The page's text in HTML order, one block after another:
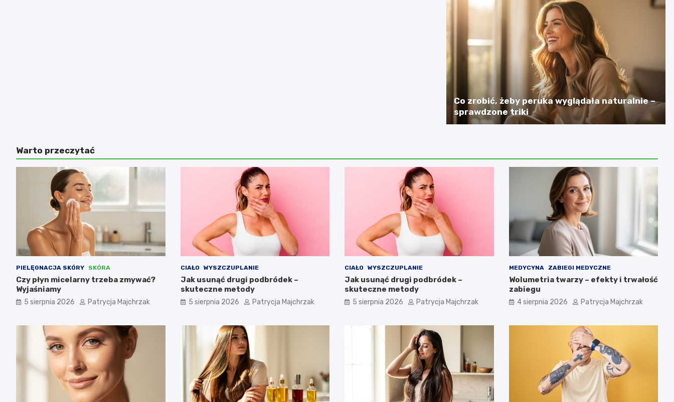
Co zrobić, żeby peruka wyglądała naturalnie –
sprawdzone triki
Warto przeczytać
PIELĘGNACJA SKÓRY SKÓRA
Czy płyn micelarny trzeba zmywać?
Wyjaśniamy
5 sierpnia 2026 Patrycja Majchrzak
CIAŁO WYSZCZUPLANIE
Jak usunąć drugi podbródek –
skuteczne metody
5 sierpnia 2026 Patrycja Majchrzak
CIAŁO WYSZCZUPLANIE
Jak usunąć drugi podbródek –
skuteczne metody
5 sierpnia 2026 Patrycja Majchrzak
MEDYCYNA ZABIEGI MEDYCZNE
Wolumetria twarzy – efekty i trwałość
zabiegu
4 sierpnia 2026 Patrycja Majchrzak